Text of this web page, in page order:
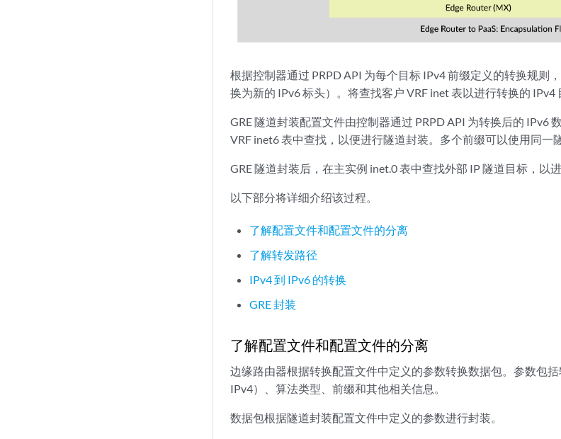
根据控制器通过 PRPD API 为每个目标 IPv4 前缀定义的转换规则
换为新的 IPv6 标头）。将查找客户 VRF inet 表以进行转换的 IPv4
GRE 隧道封装配置文件由控制器通过 PRPD API 为转换后的 IPv6
VRF inet6 表中查找，以便进行隧道封装。多个前缀可以使用同一隧
GRE 隧道封装后，在主实例 inet.0 表中查找外部 IP 隧道目标，以
以下部分将详细介绍该过程。
了解配置文件和配置文件的分离
了解转发路径
IPv4 到 IPv6 的转换
GRE 封装
了解配置文件和配置文件的分离
边缘路由器根据转换配置文件中定义的参数转换数据包。参数包
IPv4）、算法类型、前缀和其他相关信息。
数据包根据隧道封装配置文件中定义的参数进行封装。